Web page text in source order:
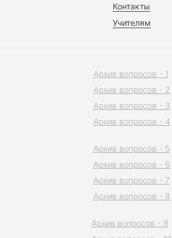
Контакты
Учителям
Архив вопросов - 1
Архив вопросов - 2
Архив вопросов - 3
Архив вопросов - 4
Архив вопросов - 5
Архив вопросов - 6
Архив вопросов - 7
Архив вопросов - 8
Архив вопросов - 9